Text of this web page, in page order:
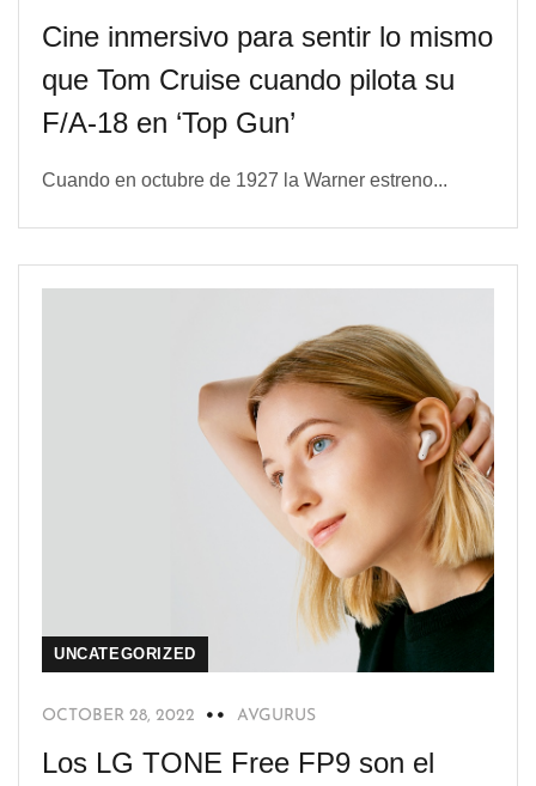
Cine inmersivo para sentir lo mismo
que Tom Cruise cuando pilota su
F/A-18 en ‘Top Gun’
Cuando en octubre de 1927 la Warner estreno...
UNCATEGORIZED
OCTOBER 28, 2022 AVGURUS
Los LG TONE Free FP9 son el